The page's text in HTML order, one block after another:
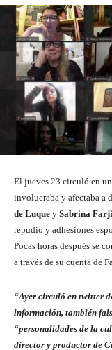
El jueves 23 circuló en
involucraba y afectaba a
de Luque y Sabrina Farji
repudio y adhesiones
Pocas horas después se
a través de su cuenta de
“Ayer circuló en twitter
información, también
“personalidades de la
director y productor de